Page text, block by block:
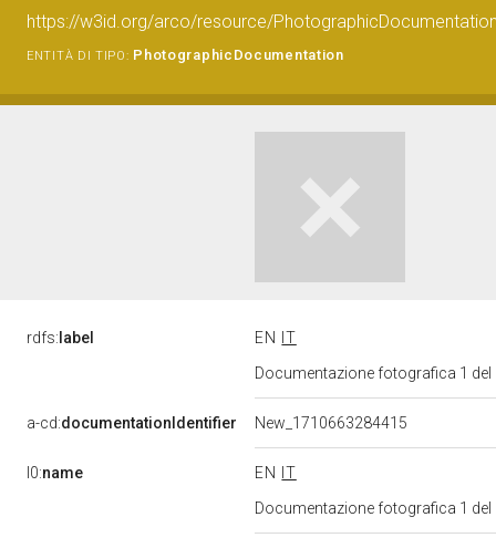
https://w3id.org/arco/resource/
ENTITÀ DI TIPO: PhotographicDocumentation
rdfs: label EN
IT
Documentazione fotografica 1
a-cd:documentationIdentifier New_1710663284415
l0:name EN
IT
Documentazione fotografica 1